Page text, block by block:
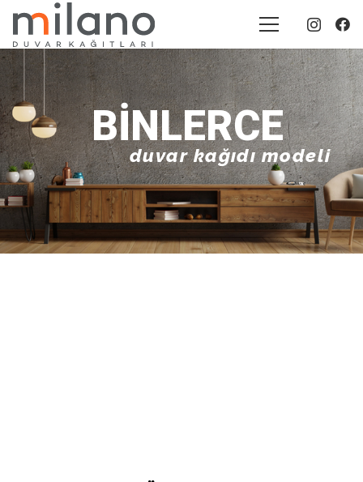
BINLERCE
duvar kağıdı modeli